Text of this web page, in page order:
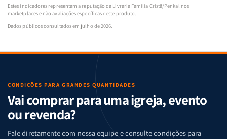
Estes indicadores representam a reputação da Livraria Família Cristã/Penkal nos
marketplaces e não avaliações específicas deste produto.
Dados públicos consultados em julho de 2026.
CONDIÇÕES PARA GRANDES QUANTIDADES
Vai comprar para uma igreja, evento
ou revenda?
Fale diretamente com nossa equipe e consulte condições para